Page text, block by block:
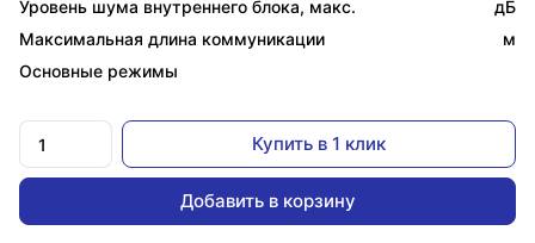
Уровень шума внутреннего блока, макс.
дБ
Максимальная длина коммуникации
м
Основные режимы
Купить в 1 клик
Добавить в корзину